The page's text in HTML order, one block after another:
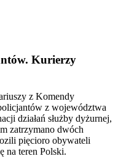
Kurierzy
z Komendy
z województwa
działań służby dyżurnej,
zatrzymano dwóch
pięcioro obywateli
na teren Polski.